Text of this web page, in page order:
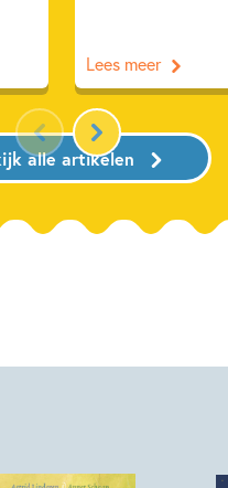
Lees meer
alle artikelen